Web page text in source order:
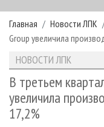
РУБРИКИ И ТЕМЫ
РУБРИКИ ЖУРНАЛА
ЛЕСОЗАГОТОВКА
ЛЕСОПИЛЕНИЕ
ДЕРЕВООБРАБОТКА
НОВОСТИ
НОВОСТИ ЛПК
НОВОСТИ ЖУРНАЛА
НОВОСТИ
ПРОЕКТЫ ЛПИ
АНАЛИТИКА
ПРЕДПРИЯТИЯ ЛПК
ЛЕСНЫЕ РЕГИОНЫ
АРХИВ ЖУРНАЛОВ
СТАТЬИ
О ЖУРНАЛЕ
ПОДПИСКА
РЕКЛАМОДАТЕЛЯМ
Главная Новости ЛПК
Group увеличила
НОВОСТИ ЛПК
В третьем
увеличила
17,2%